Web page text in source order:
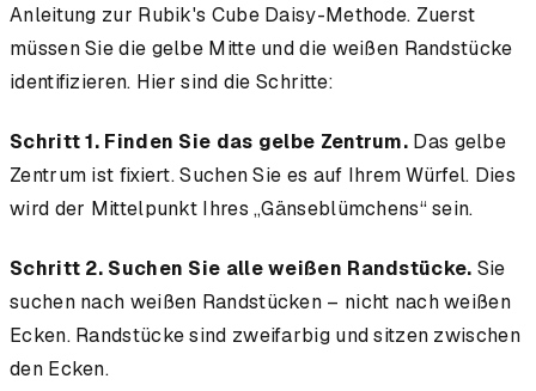
Anleitung zur Rubik's Cube Daisy-Methode. Zuerst
müssen Sie die gelbe Mitte und die weißen Randstücke
identifizieren. Hier sind die Schritte:
Schritt 1. Finden Sie das gelbe Zentrum. Das gelbe
Zentrum ist fixiert. Suchen Sie es auf Ihrem Würfel. Dies
wird der Mittelpunkt Ihres „Gänseblümchens“ sein.
Schritt 2. Suchen Sie alle weißen Randstücke. Sie
suchen nach weißen Randstücken – nicht nach weißen
Ecken. Randstücke sind zweifarbig und sitzen zwischen
den Ecken.